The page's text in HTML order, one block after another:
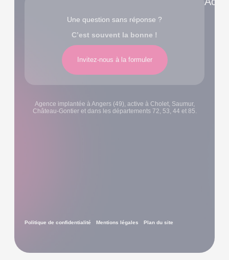
Une question sans réponse ?
C’est souvent la bonne !
Invitez-nous à la formuler
Agence implantée à Angers (49), active à Cholet, Saumur,
Château-Gontier et dans les départements 72, 53, 44 et 85.
Politique de confidentialité Mentions légales Plan du site